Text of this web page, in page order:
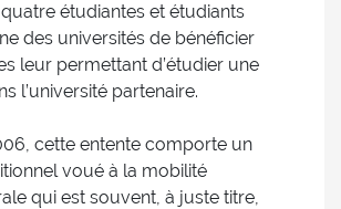
étudiantes et étudiants
des universités de bénéficier
leur permettant d’étudier une
l’université partenaire.
cette entente comporte un
voué à la mobilité
qui est souvent, à juste titre,